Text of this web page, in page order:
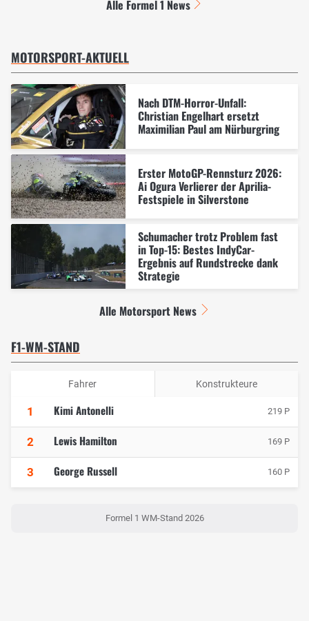
Alle Formel 1 News
MOTORSPORT-AKTUELL
Nach DTM-Horror-Unfall:
Christian Engelhart ersetzt
Maximilian Paul am Nürburgring
Erster MotoGP-Rennsturz 2026:
Ai Ogura Verlierer der Aprilia-
Festspiele in Silverstone
Schumacher trotz Problem fast
in Top-15: Bestes IndyCar-
Ergebnis auf Rundstrecke dank
Strategie
Alle Motorsport News
F1-WM-STAND
Fahrer Konstrukteure
1 Kimi Antonelli 219 P
2 Lewis Hamilton 169 P
3 George Russell 160 P
Formel 1 WM-Stand 2026